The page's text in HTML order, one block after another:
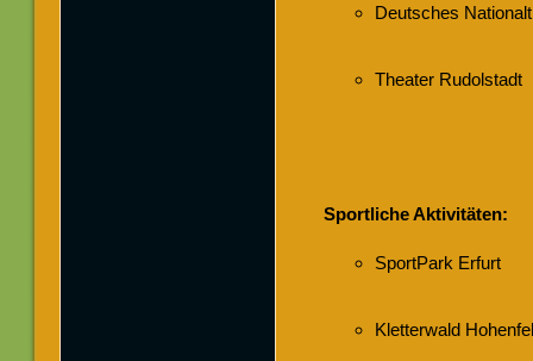
Deutsches
Theater Rudolstadt
Sportliche Aktivitäten:
SportPark Erfurt
Kletterwald